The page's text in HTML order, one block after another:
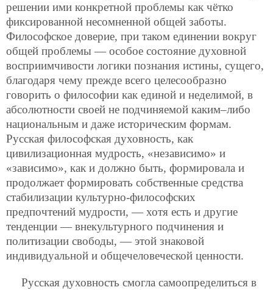
решении ими конкретной проблемы как чётко
фиксированной несомненной общей заботы.
Философское доверие, при таком единении вокруг
общей проблемы — особое состояние духовной
восприимчивости логики познания истины, сущего,
благодаря чему прежде всего целесообразно
говорить о философии как единой и неделимой, в
абсолютности своей не подчиняемой каким–либо
национальным и даже историческим формам.
Русская философская духовность, как
цивилизационная мудрость, «независимо» и
«зависимо», как и должно быть, формировала и
продолжает формировать собственные средства
стабилизации культурно-философских
предпочтений мудрости, — хотя есть и другие
тенденции — внекультурного подчинения и
политизации свободы, — этой знаковой
индивидуальной и общечеловеческой ценности.
Русская духовность смогла самоопределиться в